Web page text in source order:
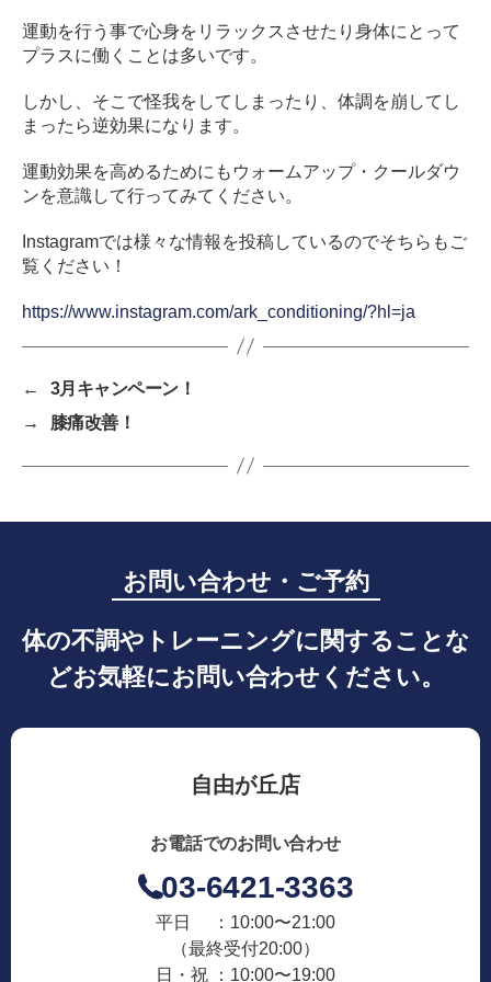
運動を行う事で心身をリラックスさせたり身体にとって
プラスに働くことは多いです。
しかし、そこで怪我をしてしまったり、体調を崩してし
まったら逆効果になります。
運動効果を高めるためにもウォームアップ・クールダウ
ンを意識して行ってみてください。
Instagramでは様々な情報を投稿しているのでそちらもご
覧ください！
https://www.instagram.com/ark_conditioning/?hl=ja
←
3月キャンペーン！
→
膝痛改善！
お問い合わせ・ご予約
体の不調やトレーニングに関することな
どお気軽にお問い合わせください。
自由が丘店
お電話でのお問い合わせ
03-6421-3363
平日 ：10:00〜21:00
（最終受付20:00）
日・祝 ：10:00〜19:00